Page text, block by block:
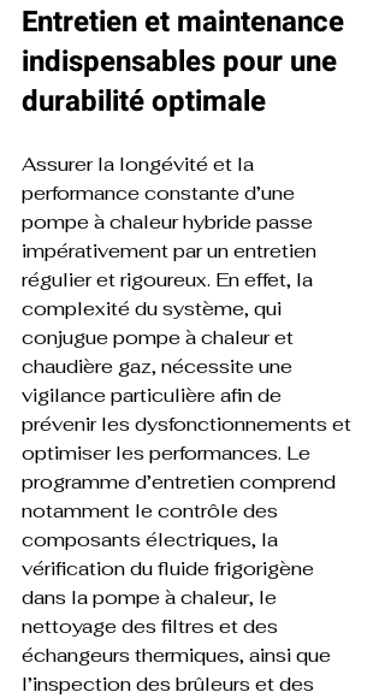
Entretien et maintenance
indispensables pour une
durabilité optimale
Assurer la longévité et la
performance constante d’une
pompe à chaleur hybride passe
impérativement par un entretien
régulier et rigoureux. En effet, la
complexité du système, qui
conjugue pompe à chaleur et
chaudière gaz, nécessite une
vigilance particulière afin de
prévenir les dysfonctionnements et
optimiser les performances. Le
programme d’entretien comprend
notamment le contrôle des
composants électriques, la
vérification du fluide frigorigène
dans la pompe à chaleur, le
nettoyage des filtres et des
échangeurs thermiques, ainsi que
l’inspection des brûleurs et des